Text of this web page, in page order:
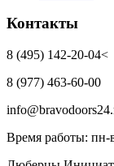
Контакты
8 (495) 142-20-04<
8 (977) 463-60-00
Время работы: пн-